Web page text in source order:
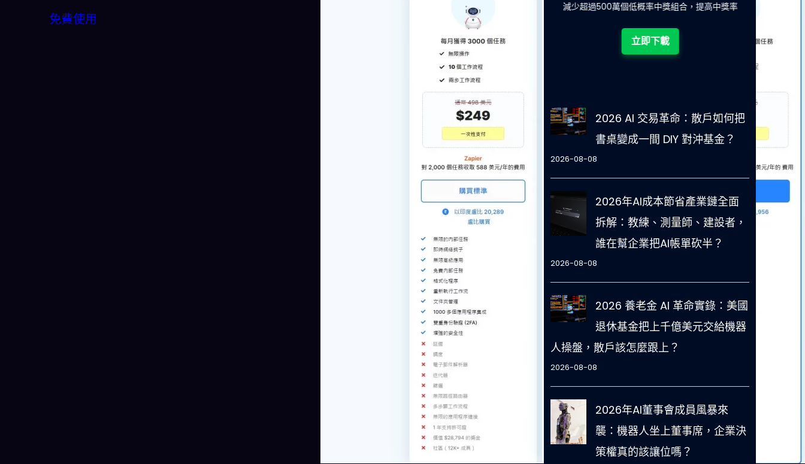
免費使用
結合全球4大玄學系統(生辰八字、紫微斗數、西方占
星、印度吠陀)將你的天賦以被動技能呈現！簡單易懂!
一目瞭然!
立即下載
減少超過500萬個低概率中獎組合，提高中獎率
立即下載
2026 AI 交易革命：散戶如何把
書桌變成一間 DIY 對沖基金？
2026-08-08
2026年AI成本節省產業鏈全面
拆解：教練、測量師、建設者，
誰在幫企業把AI帳單砍半？
2026-08-08
2026 養老金 AI 革命實錄：美國
退休基金把上千億美元交給機器
人操盤，散戶該怎麼跟上？
2026-08-08
2026年AI董事會成員風暴來
襲：機器人坐上董事席，企業決
策權真的該讓位嗎？